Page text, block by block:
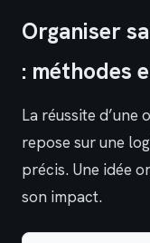
Organiser
: méthodes
La réussite d’une
repose sur une
précis. Une idée
son impact.